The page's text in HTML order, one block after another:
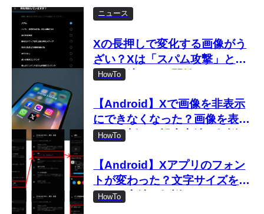
ニュース
Xの長押しで変化する画像がう
ざい？Xは「スパム攻撃」とし
て取り締まりを開始
HowTo
【Android】Xで画像を非表示
にできなくなった？画像を表示
しない新しい設定方法を解説
HowTo
【Android】Xアプリのフォン
トが変わった？文字サイズを変
更する方法を解説
HowTo